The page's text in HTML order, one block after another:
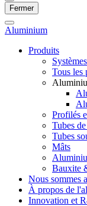
Fermer
Aluminium
Produits
Tous les
Profilés
Tubes
Tubes
Mâts
Bauxite
Nous sommes
À propos de
Innovation et